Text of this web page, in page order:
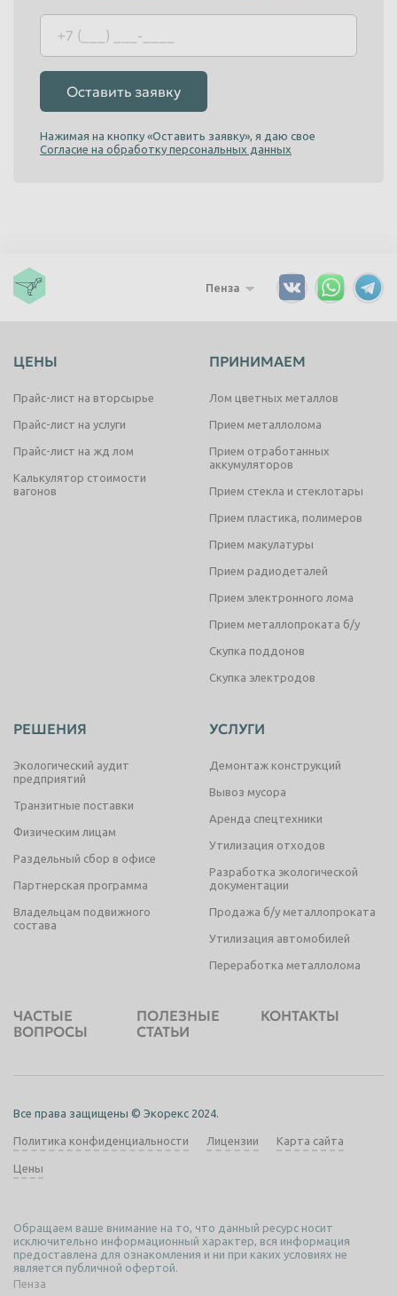
Оставить заявку
Нажимая на кнопку «Оставить заявку», я даю свое
Согласие на обработку персональных данных
Пенза
ЦЕНЫ
Прайс-лист на вторсырье
Прайс-лист на услуги
Прайс-лист на жд лом
Калькулятор стоимости
вагонов
ПРИНИМАЕМ
Лом цветных металлов
Прием металлолома
Прием отработанных
аккумуляторов
Прием стекла и стеклотары
Прием пластика, полимеров
Прием макулатуры
Прием радиодеталей
Прием электронного лома
Прием металлопроката б/у
Скупка поддонов
Скупка электродов
РЕШЕНИЯ
Экологический аудит
предприятий
Транзитные поставки
Физическим лицам
Раздельный сбор в офисе
Партнерская программа
Владельцам подвижного
состава
УСЛУГИ
Демонтаж конструкций
Вывоз мусора
Аренда спецтехники
Утилизация отходов
Разработка экологической
документации
Продажа б/у металлопроката
Утилизация автомобилей
Переработка металлолома
ЧАСТЫЕ
ВОПРОСЫ
ПОЛЕЗНЫЕ
СТАТЬИ
КОНТАКТЫ
Все права защищены © Экорекс 2024.
Политика конфиденциальности Лицензии Карта сайта
Цены
Обращаем ваше внимание на то, что данный ресурс носит
исключительно информационный характер, вся информация
предоставлена для ознакомления и ни при каких условиях не
является публичной офертой.
Пенза